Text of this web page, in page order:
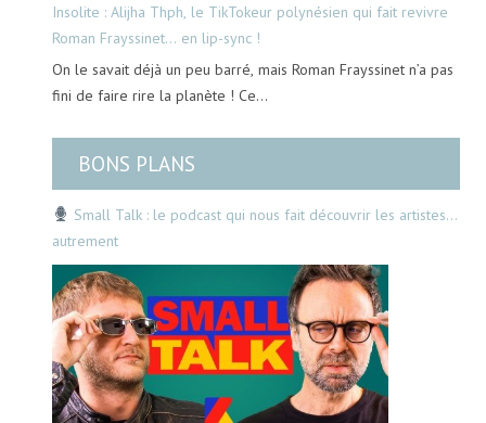
Insolite : Alijha Thph, le TikTokeur polynésien qui fait revivre
Roman Frayssinet… en lip-sync !
On le savait déjà un peu barré, mais Roman Frayssinet n’a pas
fini de faire rire la planète ! Ce…
BONS PLANS
Small Talk : le podcast qui nous fait découvrir les artistes…
autrement